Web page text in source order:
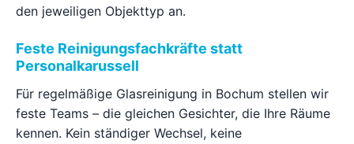
den jeweiligen Objekttyp an.
Feste Reinigungsfachkräfte statt
Personalkarussell
Für regelmäßige Glasreinigung in Bochum stellen wir
feste Teams – die gleichen Gesichter, die Ihre Räume
kennen. Kein ständiger Wechsel, keine